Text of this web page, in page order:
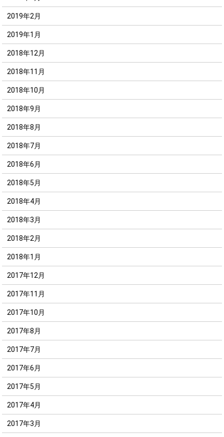
2019年2月
2019年1月
2018年12月
2018年11月
2018年10月
2018年9月
2018年8月
2018年7月
2018年6月
2018年5月
2018年4月
2018年3月
2018年2月
2018年1月
2017年12月
2017年11月
2017年10月
2017年8月
2017年7月
2017年6月
2017年5月
2017年4月
2017年3月